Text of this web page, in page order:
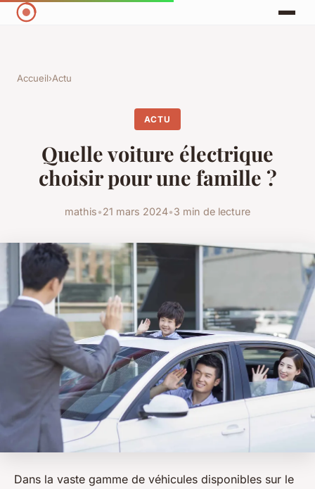
Accueil›Actu
ACTU
Quelle voiture électrique
choisir pour une famille ?
mathis•21 mars 2024•3 min de lecture
Dans la vaste gamme de véhicules disponibles sur le